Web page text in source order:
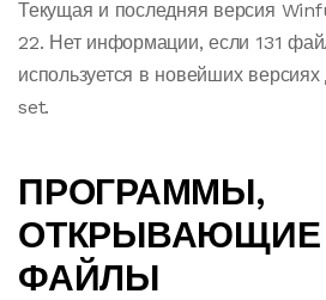
Текущая и последняя версия
22. Нет информации, если 131
используется в новейших
set.
ПРОГРАММЫ,
ОТКРЫВАЮЩИЕ
ФАЙЛЫ